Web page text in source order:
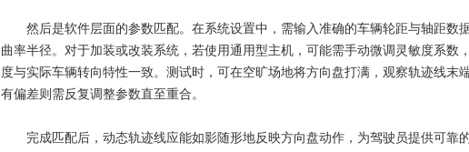
然后是软件层面的参数匹配。在系统设置中，需输入准确的车辆轮距与轴距数
曲率半径。对于加装或改装系统，若使用通用型主机，可能需手动微调灵敏度系数
度与实际车辆转向特性一致。测试时，可在空旷场地将方向盘打满，观察轨迹线末
有偏差则需反复调整参数直至重合。
完成匹配后，动态轨迹线应能如影随形地反映方向盘动作，为驾驶员提供可靠